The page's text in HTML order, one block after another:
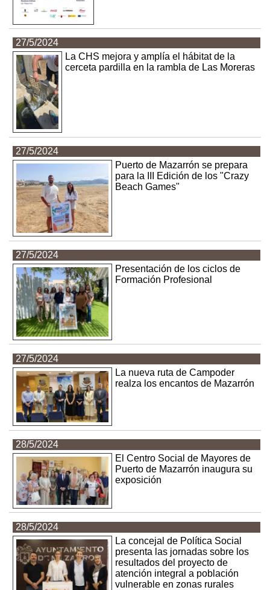
27/5/2024
La CHS mejora y amplía el hábitat de la
cerceta pardilla en la rambla de Las Moreras
27/5/2024
Puerto de Mazarrón se prepara
para la III Edición de los "Crazy
Beach Games"
27/5/2024
Presentación de los ciclos de
Formación Profesional
27/5/2024
La nueva ruta de Campoder
realza los encantos de Mazarrón
28/5/2024
El Centro Social de Mayores de
Puerto de Mazarrón inaugura su
exposición
28/5/2024
La concejal de Política Social
presenta las jornadas sobre los
resultados del proyecto de
atención integral a población
vulnerable en zonas rurales